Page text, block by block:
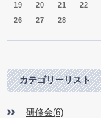
19
20 21 22
26
27 28
カテゴリーリスト
研修会(6)